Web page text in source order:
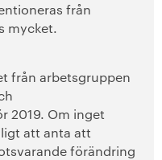
från
mycket.
från arbetsgruppen
2019. Om inget
att anta att
förändring